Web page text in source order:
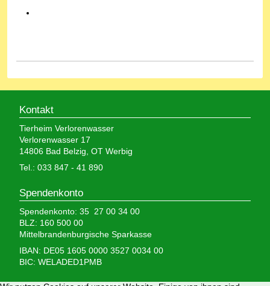
Kontakt
Tierheim Verlorenwasser
Verlorenwasser 17
14806 Bad Belzig, OT Werbig
Tel.: 033 847 - 41 890
Spendenkonto
Spendenkonto: 35 27 00 34 00
BLZ: 160 500 00
Mittelbrandenburgische Sparkasse
IBAN: DE05 1605 0000 3527 0034 00
BIC: WELADED1PMB